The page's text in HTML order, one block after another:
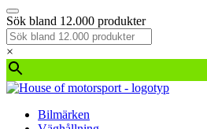
Sök bland 12.000 produkter
×
Bilmärken